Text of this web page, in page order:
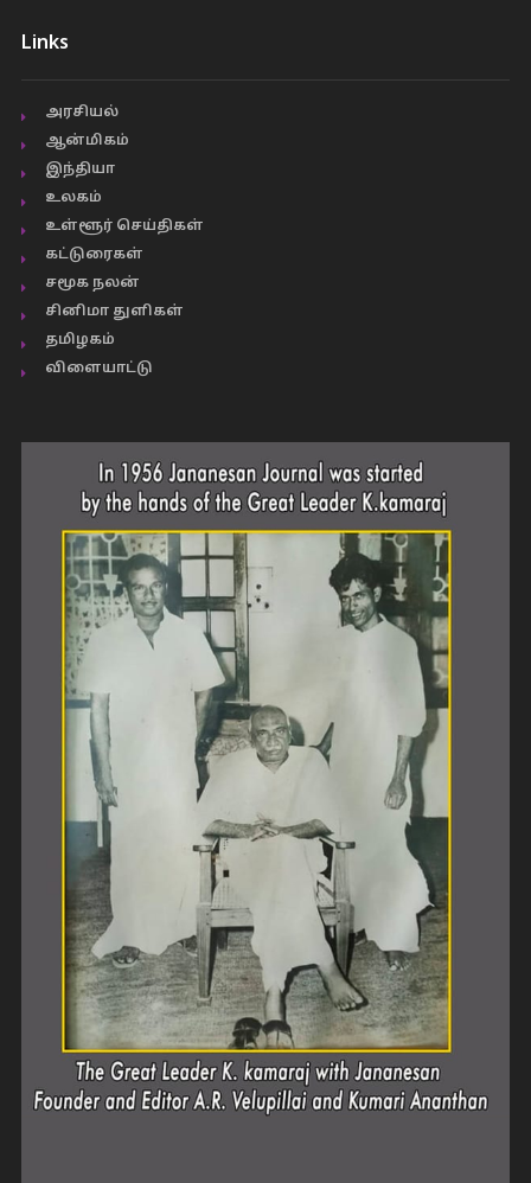
Links
அரசியல்
ஆன்மிகம்
இந்தியா
உலகம்
உள்ளூர் செய்திகள்
கட்டுரைகள்
சமூக நலன்
சினிமா துளிகள்
தமிழகம்
விளையாட்டு